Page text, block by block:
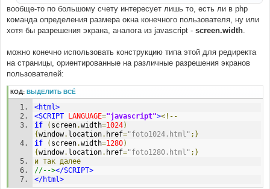
и
е
вообще-то по большому счету интересует лишь то, есть ли в php
команда определения размера окна конечного пользователя, ну или
хотя бы разрешения экрана, аналога из javascript - screen.width.
можно конечно использовать конструкцию типа этой для редиректа
на страницы, ориентированные на различные разрешения экранов
пользователей:
КОД: ВЫДЕЛИТЬ ВСЁ
<html>
<SCRIPT LANGUAGE="javascript"><!--
if
( screen.width=1024)
{window. location. href="foto1024.html" ;}
if
( screen.width=1280)
{window. location. href="foto1280.html" ;}
и так далее
//--></SCRIPT>
</html>